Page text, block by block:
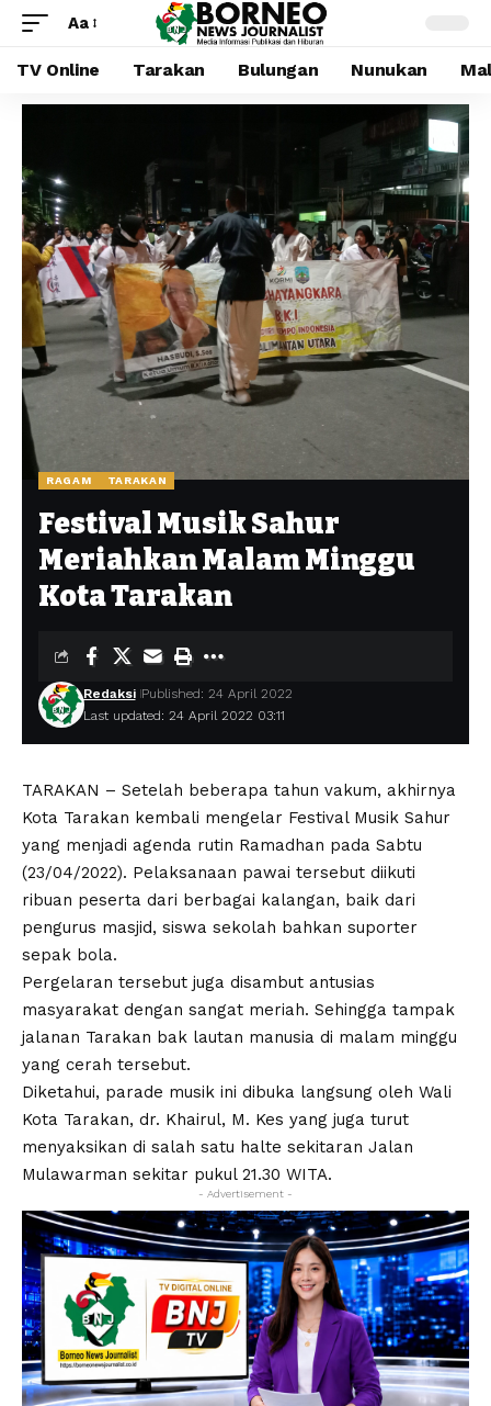
Aa
TV Online Tarakan Bulungan Nunukan
RAGAM TARAKAN
Festival Musik Sahur
Meriahkan Malam Minggu
Kota Tarakan
Last updated: 24 April 2022 03:11
Redaksi Published: 24 April 2022
TARAKAN – Setelah beberapa tahun vakum, akhirnya
Kota Tarakan kembali mengelar Festival Musik Sahur
yang menjadi agenda rutin Ramadhan pada Sabtu
(23/04/2022). Pelaksanaan pawai tersebut diikuti
ribuan peserta dari berbagai kalangan, baik dari
pengurus masjid, siswa sekolah bahkan suporter
sepak bola.
Pergelaran tersebut juga disambut antusias
masyarakat dengan sangat meriah. Sehingga tampak
jalanan Tarakan bak lautan manusia di malam minggu
yang cerah tersebut.
Diketahui, parade musik ini dibuka langsung oleh Wali
Kota Tarakan, dr. Khairul, M. Kes yang juga turut
menyaksikan di salah satu halte sekitaran Jalan
Mulawarman sekitar pukul 21.30 WITA.
- Advertisement -